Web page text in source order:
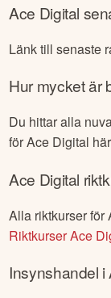
Ace Digital
Länk till senaste
Hur mycket är
Du hittar alla
förAce Digital
Ace Digital
Alla riktkurser för
RiktkurserAce
Insynshandel i